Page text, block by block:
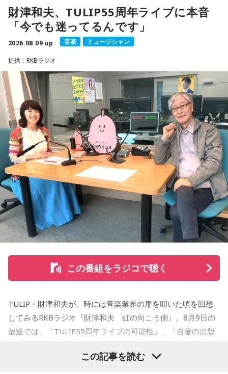
■放送日時：2026年8月16日（日） 19時～20時
■パーソナリティ：吉田尚記
■ゲスト：小山宙哉
■メールアドレス：manga@1242.com
■ハッシュタグ：#マンガのラジオ
■番組HP：https://manga-no-radio.com/
財津和夫、TULIP55周年ライブに本音
「今でも迷ってるんです」
2026.08.09 up 音楽 ミュージシャン
提供：RKBラジオ
この番組をラジコで聴く
TULIP・財津和夫が、時には音楽業界の扉を叩いた頃を回想
してみるRKBラジオ『財津和夫 虹の向こう側』。8月9日の
放送では、「TULIP55周年ライブの可能性」、「自著の出版
た古今のトピックスが盛りだくさんです。
この記事を読む